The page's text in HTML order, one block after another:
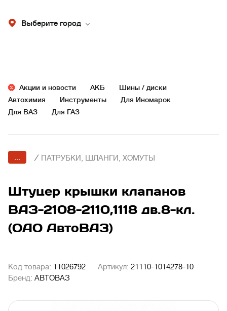
Выберите город
Акции и новости АКБ
Шины / диски
Автохимия
Инструменты
Для Иномарок
Для ВАЗ
Для ГАЗ
... / ПАТРУБКИ, ШЛАНГИ, ХОМУТЫ
Штуцер крышки клапанов
ВАЗ-2108-2110,1118 дв.8-кл.
(ОАО АвтоВАЗ)
Код товара: 11026792 Артикул: 21110-1014278-10
Бренд: АВТОВАЗ